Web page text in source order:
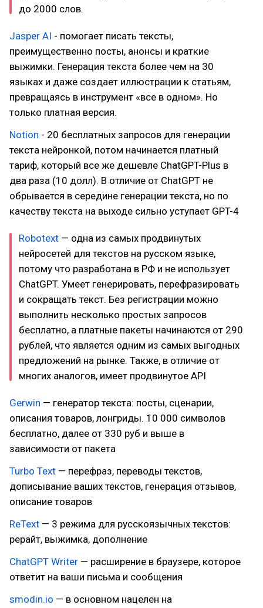
до 2000 слов.
Jasper AI - помогает писать тексты,
преимущественно посты, анонсы и краткие
выжимки. Генерация текста более чем на 30
языках и даже создает иллюстрации к статьям,
превращаясь в инструмент «все в одном». Но
только платная версия.
Notion - 20 бесплатных запросов для генерации
текста нейронкой, потом начинается платный
тариф, который все же дешевле ChatGPT-Plus в
два раза (10 долл). В отличие от ChatGPT не
обрывается в середине генерации текста, но по
качеству текста на выходе сильно уступает GPT-4
Robotext — одна из самых продвинутых
нейросетей для текстов на русском языке,
потому что разработана в РФ и не использует
ChatGPT. Умеет генерировать, перефразировать
и сокращать текст. Без регистрации можно
выполнить несколько простых запросов
бесплатно, а платные пакеты начинаются от 290
рублей, что является одним из самых выгодных
предложений на рынке. Также, в отличие от
многих аналогов, имеет продвинутое API
Gerwin — генератор текста: посты, сценарии,
описания товаров, лонгриды. 10 000 символов
бесплатно, далее от 330 руб и выше в
зависимости от пакета
Turbo Text — перефраз, переводы текстов,
дописывание ваших текстов, генерация отзывов,
описание товаров
ReText — 3 режима для русскоязычных текстов:
рерайт, выжимка, дополнение
ChatGPT Writer — расширение в браузере, которое
ответит на ваши письма и сообщения
smodin.io — в основном нацелен на